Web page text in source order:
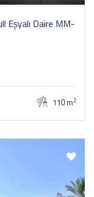
Eşyalı Daire MM-
110 m2